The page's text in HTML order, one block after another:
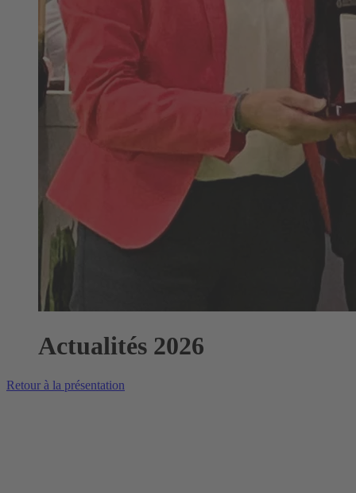
Actualités 2026
Retour à la présentation